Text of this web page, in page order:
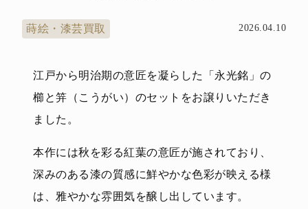
蒔絵・漆芸買取 2026.04.10
江戸から明治期の意匠を凝らした「永光銘」の
櫛と笄（こうがい）のセットをお譲りいただき
ました。
本作には秋を彩る紅葉の意匠が施されており、
深みのある漆の質感に鮮やかな色彩が映える様
は、雅やかな雰囲気を醸し出しています。